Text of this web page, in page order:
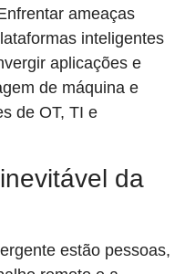
ameaças
inteligentes
aplicações e
de máquina e
de OT, TI e
da
estão pessoas,